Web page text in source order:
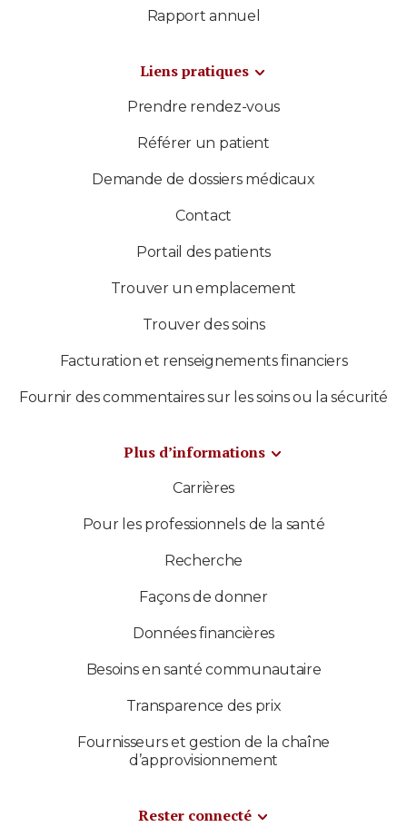
Rapport annuel
Liens pratiques
Prendre rendez-vous
Référer un patient
Demande de dossiers médicaux
Contact
Portail des patients
Trouver un emplacement
Trouver des soins
Facturation et renseignements financiers
Fournir des commentaires sur les soins ou la sécurité
Plus d’informations
Carrières
Pour les professionnels de la santé
Recherche
Façons de donner
Données financières
Besoins en santé communautaire
Transparence des prix
Fournisseurs et gestion de la chaîne
d’approvisionnement
Rester connecté